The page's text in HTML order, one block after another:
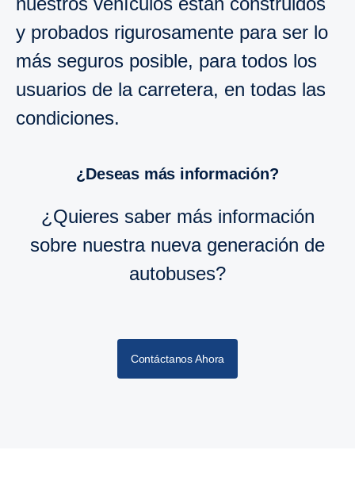
y probados rigurosamente para ser lo
más seguros posible, para todos los
usuarios de la carretera, en todas las
condiciones.
¿Deseas más información?
¿Quieres saber más información
sobre nuestra nueva generación de
autobuses?
Contáctanos Ahora